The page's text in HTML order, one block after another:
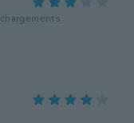
chargements